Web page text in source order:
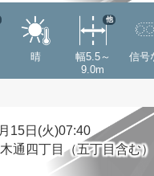
晴
幅5.5～
9.0m
他
信号
15日(火)07:40
通四丁目（五丁目含む